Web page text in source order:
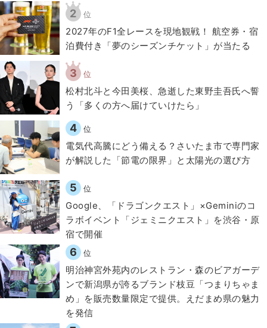
2 位
2027年のF1全レースを現地観戦！ 航空券・宿
泊費付き「夢のシーズンチケット」が当たる
3 位
松村北斗と今田美桜、急逝した東野圭吾氏へ誓
う「多くの方へ届けていけたら」
4 位
電気代高騰にどう備える？さいたま市で専門家
が解説した「節電の限界」と太陽光の選び方
5 位
Google、「ドラゴンクエスト」×Geminiのコ
ラボイベント「ジェミニクエスト」を渋谷・原
宿で開催
6 位
明治神宮外苑内のレストラン・森のビアガーデ
ンで新潟県が誇るブランド枝豆「つまりちゃま
め」を販売数量限定で提供。えだまめ県の魅力
を発信